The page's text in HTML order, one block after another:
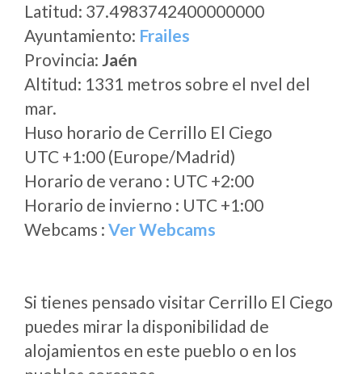
Latitud: 37.4983742400000000
Ayuntamiento: Frailes
Provincia: Jaén
Altitud: 1331 metros sobre el nvel del
mar.
Huso horario de Cerrillo El Ciego
UTC +1:00 (Europe/Madrid)
Horario de verano : UTC +2:00
Horario de invierno : UTC +1:00
Webcams : Ver Webcams
Si tienes pensado visitar Cerrillo El Ciego
puedes mirar la disponibilidad de
alojamientos en este pueblo o en los